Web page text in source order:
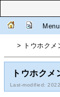
Menu
> トウホクメ
トウホクメ
Last-modified: